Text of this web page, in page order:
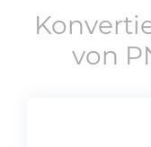
von